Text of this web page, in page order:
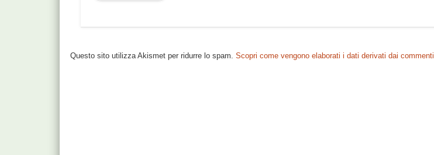
Questo sito utilizza Akismet per ridurre lo spam.Scopri come vengono elaborati i dati derivati dai commenti